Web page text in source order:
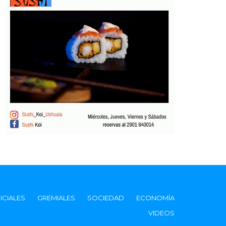
GREMIALES SOCIEDAD
ECONOMÍA
VIDEOS